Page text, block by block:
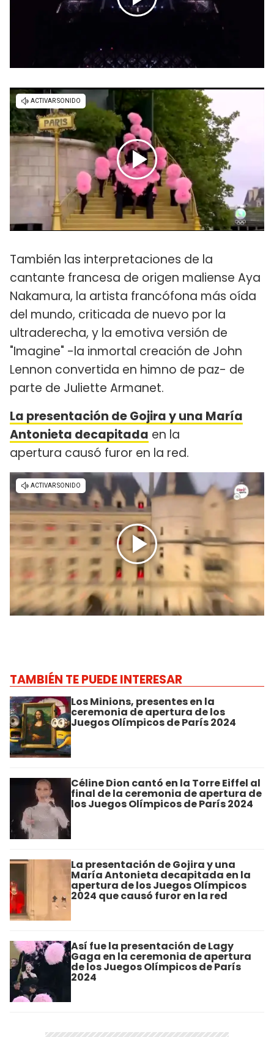
También las interpretaciones de la
cantante francesa de origen maliense Aya
Nakamura, la artista francófona más oída
del mundo, criticada de nuevo por la
ultraderecha, y la emotiva versión de
"Imagine" -la inmortal creación de John
Lennon convertida en himno de paz- de
parte de Juliette Armanet.
La presentación de Gojira y una María
Antonieta decapitada en la
apertura causó furor en la red.
TAMBIÉN TE PUEDE INTERESAR
Los Minions, presentes en la
ceremonia de apertura de los
Juegos Olímpicos de París 2024
Céline Dion cantó en la Torre Eiffel al
final de la ceremonia de apertura de
los Juegos Olímpicos de París 2024
La presentación de Gojira y una
María Antonieta decapitada en la
apertura de los Juegos Olímpicos
2024 que causó furor en la red
Así fue la presentación de Lagy
Gaga en la ceremonia de apertura
de los Juegos Olímpicos de París
2024